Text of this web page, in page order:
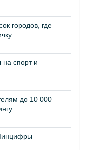
городов, где
на спорт и
до 10 000